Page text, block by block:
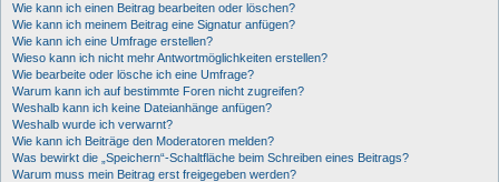
Wie kann ich einen Beitrag bearbeiten oder löschen?
Wie kann ich meinem Beitrag eine Signatur anfügen?
Wie kann ich eine Umfrage erstellen?
Wieso kann ich nicht mehr Antwortmöglichkeiten erstellen?
Wie bearbeite oder lösche ich eine Umfrage?
Warum kann ich auf bestimmte Foren nicht zugreifen?
Weshalb kann ich keine Dateianhänge anfügen?
Weshalb wurde ich verwarnt?
Wie kann ich Beiträge den Moderatoren melden?
Was bewirkt die „Speichern“-Schaltfläche beim Schreiben eines Beitrags?
Warum muss mein Beitrag erst freigegeben werden?